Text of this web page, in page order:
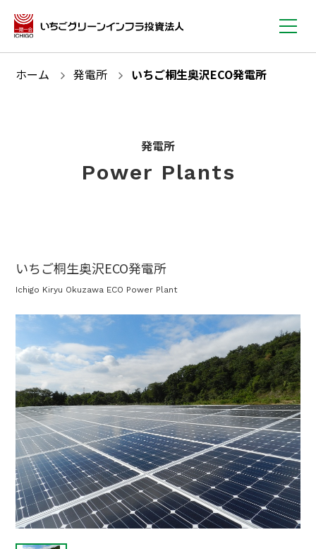
ホーム 発電所 いちご桐生奥沢ECO発電所
発電所
Power Plants
いちご桐生奥沢ECO発電所
Ichigo Kiryu Okuzawa ECO Power Plant